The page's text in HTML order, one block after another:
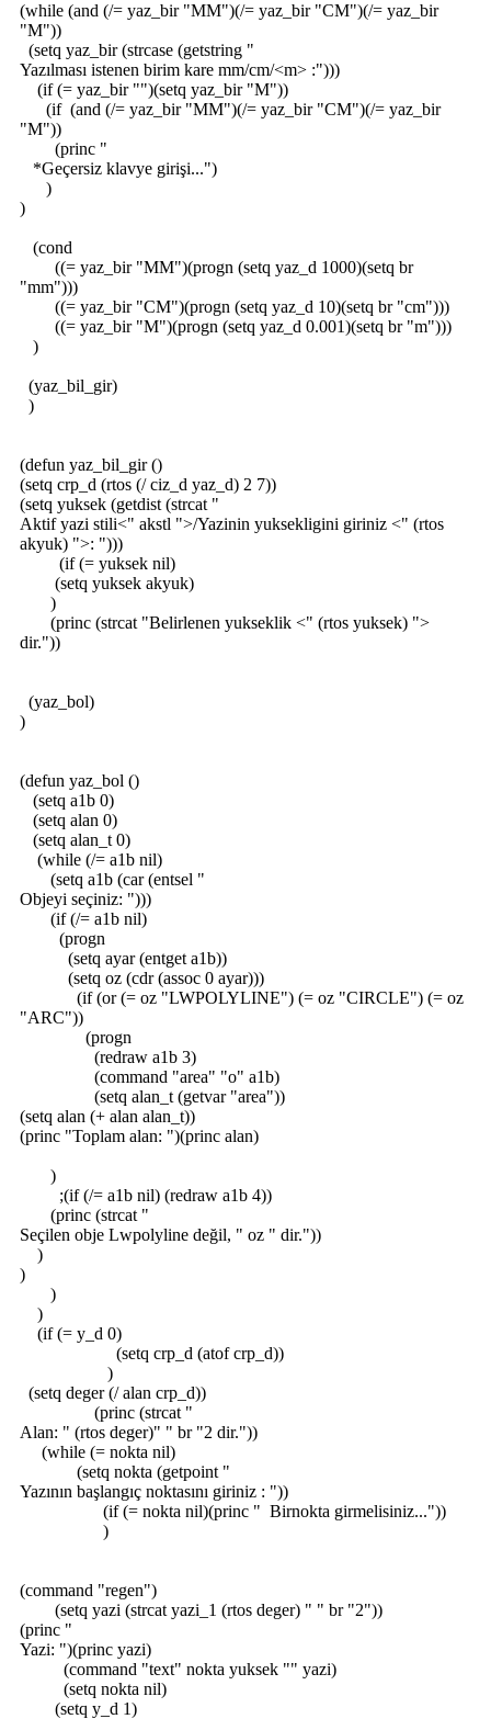
(while (and (/= yaz_bir "MM")(/= yaz_bir "CM")(/= yaz_bir
"M"))
(setq yaz_bir (strcase (getstring "
Yazılması istenen birim kare mm/cm/<m> :")))
(if (= yaz_bir "")(setq yaz_bir "M"))
(if (and (/= yaz_bir "MM")(/= yaz_bir "CM")(/= yaz_bir
"M"))
(princ "
*Geçersiz klavye girişi...")
)
)
(cond
((= yaz_bir "MM")(progn (setq yaz_d 1000)(setq br
"mm")))
((= yaz_bir "CM")(progn (setq yaz_d 10)(setq br "cm")))
((= yaz_bir "M")(progn (setq yaz_d 0.001)(setq br "m")))
)
(yaz_bil_gir)
)
(defun yaz_bil_gir ()
(setq crp_d (rtos (/ ciz_d yaz_d) 2 7))
(setq yuksek (getdist (strcat "
Aktif yazi stili<" akstl ">/Yazinin yuksekligini giriniz <" (rtos
akyuk) ">: ")))
(if (= yuksek nil)
(setq yuksek akyuk)
)
(princ (strcat "Belirlenen yukseklik <" (rtos yuksek) ">
dir."))
(yaz_bol)
)
(defun yaz_bol ()
(setq a1b 0)
(setq alan 0)
(setq alan_t 0)
(while (/= a1b nil)
(setq a1b (car (entsel "
Objeyi seçiniz: ")))
(if (/= a1b nil)
(progn
(setq ayar (entget a1b))
(setq oz (cdr (assoc 0 ayar)))
(if (or (= oz "LWPOLYLINE") (= oz "CIRCLE") (= oz
"ARC"))
(progn
(redraw a1b 3)
(command "area" "o" a1b)
(setq alan_t (getvar "area"))
(setq alan (+ alan alan_t))
(princ "Toplam alan: ")(princ alan)
)
;(if (/= a1b nil) (redraw a1b 4))
(princ (strcat "
Seçilen obje Lwpolyline değil, " oz " dir."))
)
)
)
)
(if (= y_d 0)
(setq crp_d (atof crp_d))
)
(setq deger (/ alan crp_d))
(princ (strcat "
Alan: " (rtos deger)" " br "2 dir."))
(while (= nokta nil)
(setq nokta (getpoint "
Yazının başlangıç noktasını giriniz : "))
(if (= nokta nil)(princ " Birnokta girmelisiniz..."))
)
(command "regen")
(setq yazi (strcat yazi_1 (rtos deger) " " br "2"))
(princ "
Yazi: ")(princ yazi)
(command "text" nokta yuksek "" yazi)
(setq nokta nil)
(setq y_d 1)